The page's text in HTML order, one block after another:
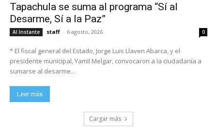
Tapachula se suma al programa “Sí al
Desarme, Sí a la Paz”
Al Instante staff - 6 agosto, 2026 0
* El fiscal general del Estado, Jorge Luis Llaven Abarca, y el
presidente municipal, Yamil Melgar, convocaron a la ciudadanía a
sumarse al desarme...
Leer más
Cargar más